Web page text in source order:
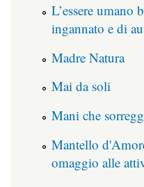
L’essere umano
ingannato e di
Madre Natura
Mai da soli
Mani che
Mantello
omaggio alle